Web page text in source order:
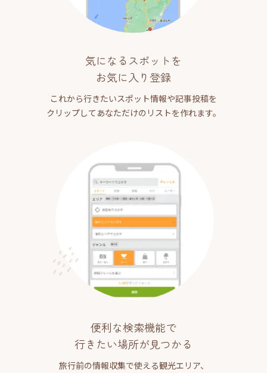
気になるスポットを
お気に入り登録
これから行きたいスポット情報や記事投稿を
クリップしてあなただけのリストを作れます。
便利な検索機能で
行きたい場所が見つかる
旅行前の情報収集で使える観光エリア、